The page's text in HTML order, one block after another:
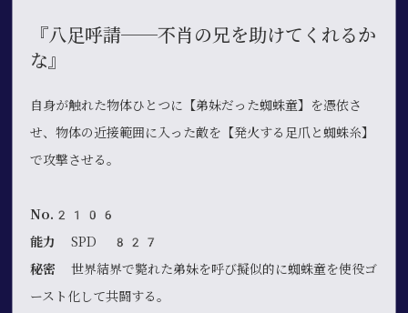
『八足呼請──不肖の兄を助けてくれるか
な』
自身が触れた物体ひとつに【弟妹だった蜘蛛童】を憑依さ
せ、物体の近接範囲に入った敵を【発火する足爪と蜘蛛糸】
で攻撃させる。
No.2106
能力SPD 827
秘密 世界結界で斃れた弟妹を呼び擬似的に蜘蛛童を使役ゴ
ースト化して共闘する。